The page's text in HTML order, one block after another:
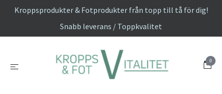
Kroppsprodukter & Fotprodukter från topp till tå för dig!
Snabb leverans / Toppkvalitet
0